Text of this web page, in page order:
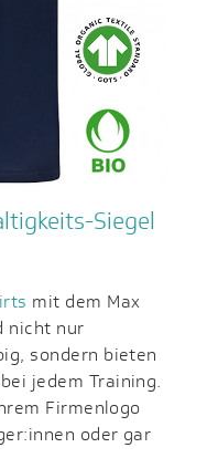
Siegel
mit dem Max
nicht nur
sondern bieten
jedem Training.
Firmenlogo
oder gar